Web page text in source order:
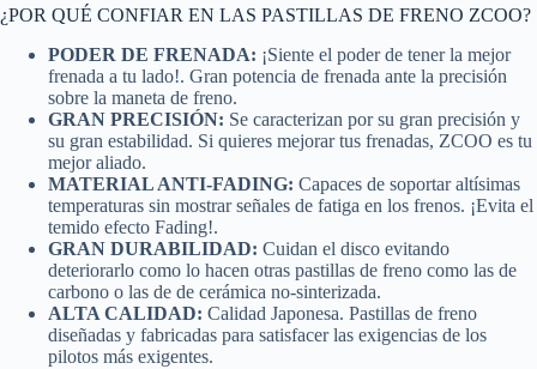
¿POR QUÉ CONFIAR EN LAS PASTILLAS DE FRENO ZCOO?
PODER DE FRENADA: ¡Siente el poder de tener la mejor
frenada a tu lado!. Gran potencia de frenada ante la precisión
sobre la maneta de freno.
GRAN PRECISIÓN: Se caracterizan por su gran precisión y
su gran estabilidad. Si quieres mejorar tus frenadas, ZCOO es tu
mejor aliado.
MATERIAL ANTI-FADING: Capaces de soportar altísimas
temperaturas sin mostrar señales de fatiga en los frenos. ¡Evita el
temido efecto Fading!.
GRAN DURABILIDAD: Cuidan el disco evitando
deteriorarlo como lo hacen otras pastillas de freno como las de
carbono o las de de cerámica no-sinterizada.
ALTA CALIDAD: Calidad Japonesa. Pastillas de freno
diseñadas y fabricadas para satisfacer las exigencias de los
pilotos más exigentes.